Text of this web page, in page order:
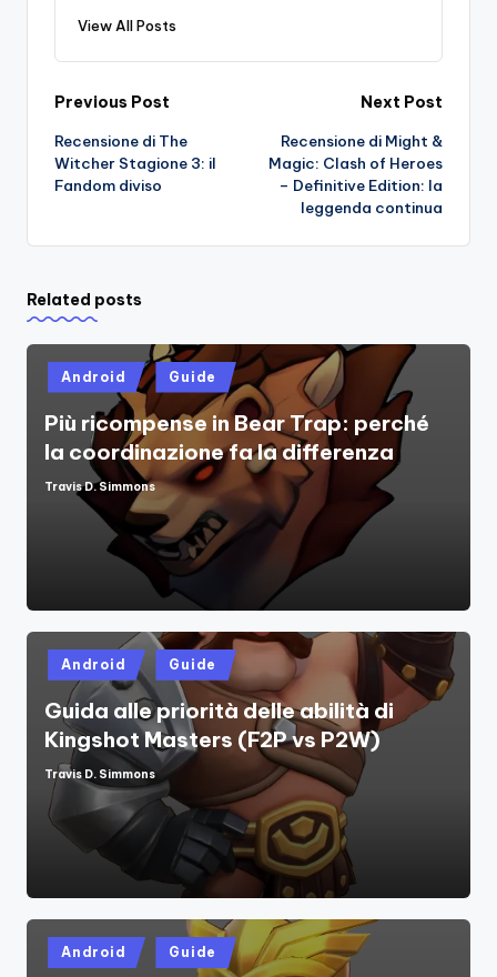
View All Posts
Post
navigation
Previous Post
Recensione di The
Witcher Stagione 3: il
Fandom diviso
Next Post
Recensione di Might &
Magic: Clash of Heroes
– Definitive Edition: la
leggenda continua
Related posts
Posted
in
Android Guide
Più ricompense in Bear Trap: perché
la coordinazione fa la differenza
Posted
Travis D. Simmons
Posted
in
Android Guide
Guida alle priorità delle abilità di
Kingshot Masters (F2P vs P2W)
Posted
by
Travis D. Simmons
Posted
in
Android Guide